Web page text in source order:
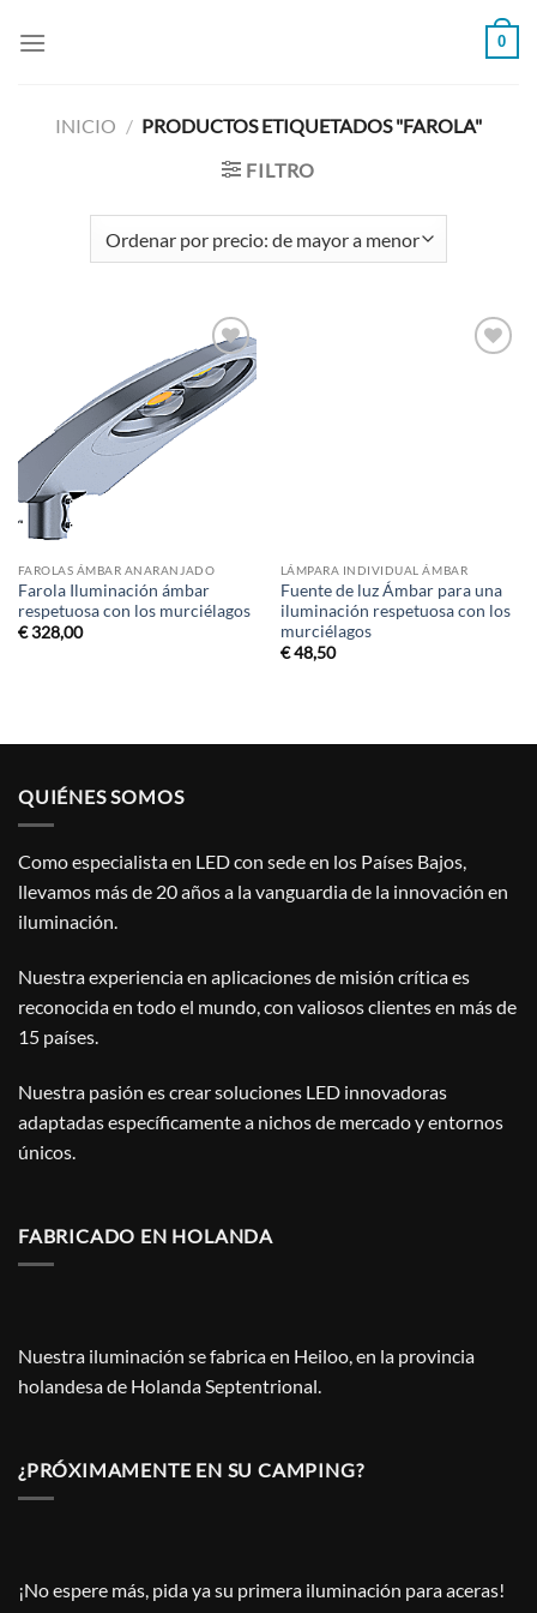
0
INICIO / PRODUCTOS ETIQUETADOS "FAROLA"
FILTRO
Añadir
a la
lista de
deseos
FAROLAS ÁMBAR ANARANJADO
Farola Iluminación ámbar
respetuosa con los murciélagos
€328,00
LÁMPARA INDIVIDUAL ÁMBAR
Fuente de luz Ámbar para una
iluminación respetuosa con los
murciélagos
€48,50
QUIÉNES SOMOS
Como especialista en LED con sede en los Países Bajos,
llevamos más de 20 años a la vanguardia de la innovación en
iluminación.
Nuestra experiencia en aplicaciones de misión crítica es
reconocida en todo el mundo, con valiosos clientes en más de
15 países.
Nuestra pasión es crear soluciones LED innovadoras
adaptadas específicamente a nichos de mercado y entornos
únicos.
FABRICADO EN HOLANDA
Nuestra iluminación se fabrica en Heiloo, en la provincia
holandesa de Holanda Septentrional.
¿PRÓXIMAMENTE EN SU CAMPING?
¡No espere más, pida ya su primera iluminación para aceras!